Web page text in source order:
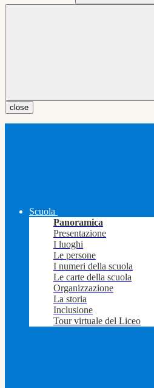
close
Scuola
Panoramica
Presentazione
I luoghi
Le persone
I numeri della scuola
Le carte della scuola
Organizzazione
La storia
Inclusione
Tour virtuale del Liceo